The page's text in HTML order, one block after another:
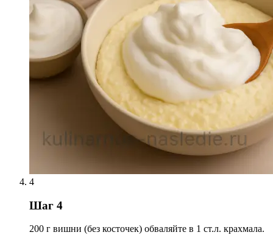
4
Шаг 4
200 г вишни (без косточек) обваляйте в 1 ст.л. крахмала.